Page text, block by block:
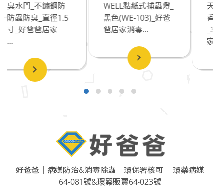
鋼防
1.5
家
WELL黏紙式捕蟲燈_
黑色(WE-103)_好爸
爸居家消毒...
天然防蚊_艾草檀
香_附可掛式蚊香
_30入__好爸爸居
好爸爸｜病媒防治&消毒除蟲｜環保署核可｜ 環藥病媒
64-081號&環藥販賣64-023號